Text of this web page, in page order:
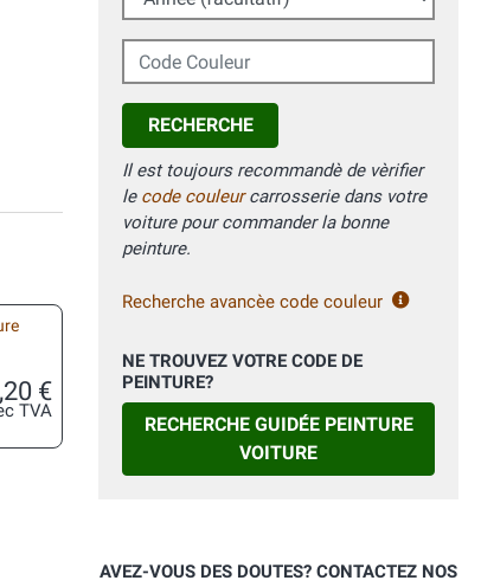
€
TVA
Code Couleur
RECHERCHE
Il est toujours recommandè de vèrifier
le code couleurcarrosserie dans votre
voiture pour commander la bonne
peinture.
Recherche avancèe code couleur
NE TROUVEZ VOTRE CODE DE
PEINTURE?
RECHERCHE GUIDÉE PEINTURE
VOITURE
AVEZ-VOUS DES DOUTES? CONTACTEZ NOS